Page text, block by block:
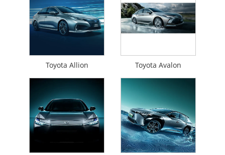
Toyota Allion Toyota Avalon